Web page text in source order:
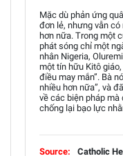
Mặc dù phản ứng
đơn lẻ, nhưng vẫn
hơn nữa. Trong một
phát sóng chỉ một
nhân Nigeria,
một tín hữu Kitô
điều may mắn”. Bà
nhiều hơn nữa”, và
về các biện pháp
chống lại bạo lực
Source: Catholic